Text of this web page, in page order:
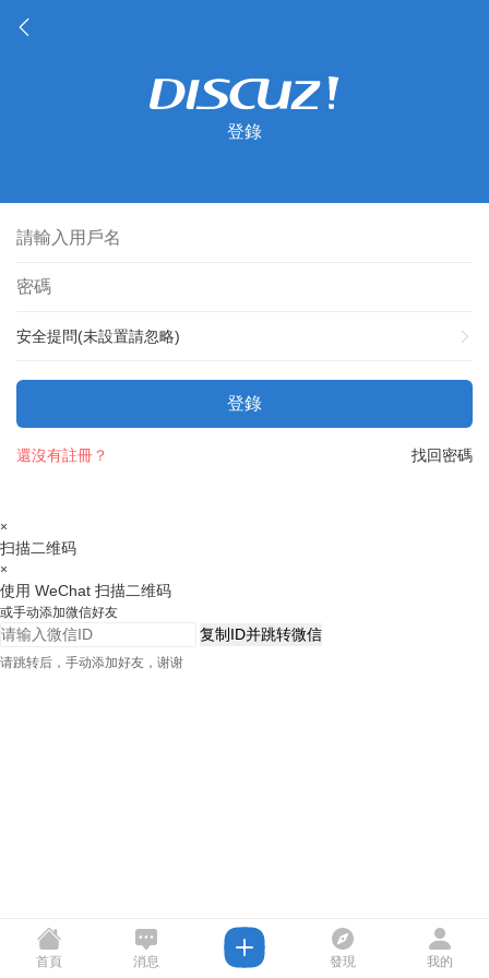
登錄
安全提問(未設置請忽略)
登錄
找回密碼
還沒有註冊？
×
扫描二维码
×
使用 WeChat 扫描二维码
或手动添加微信好友
复制ID并跳转微信
请跳转后，手动添加好友，谢谢
首頁 消息 發現 我的